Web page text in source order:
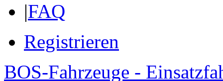
|FAQ
Registrieren
BOS-Fahrzeuge -